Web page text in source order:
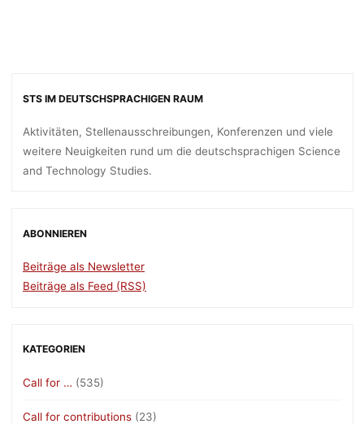
STS IM DEUTSCHSPRACHIGEN RAUM
Aktivitäten, Stellenausschreibungen, Konferenzen und viele
weitere Neuigkeiten rund um die deutschsprachigen Science
and Technology Studies.
ABONNIEREN
Beiträge als Newsletter
Beiträge als Feed (RSS)
KATEGORIEN
Call for … (535)
Call for contributions (23)